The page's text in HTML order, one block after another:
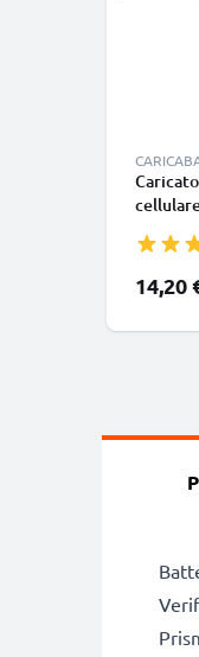
E72,
Prezzo
14,20